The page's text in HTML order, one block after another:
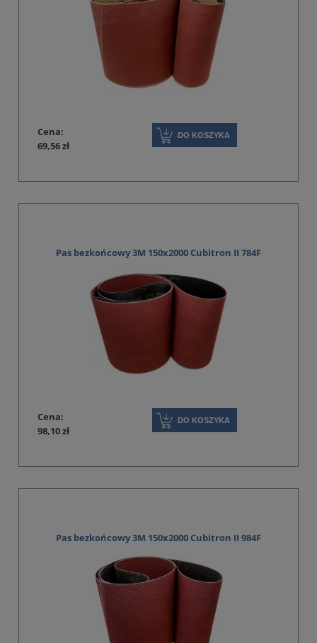
Cena:
69,56 zł
DO KOSZYKA
Pas bezkońcowy 3M 150x2000 Cubitron II 784F
Cena:
98,10 zł
DO KOSZYKA
Pas bezkońcowy 3M 150x2000 Cubitron II 984F